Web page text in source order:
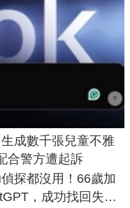
成數千張兒童不雅
合警方遭起訴
探都沒用！66歲加
，成功找回失散